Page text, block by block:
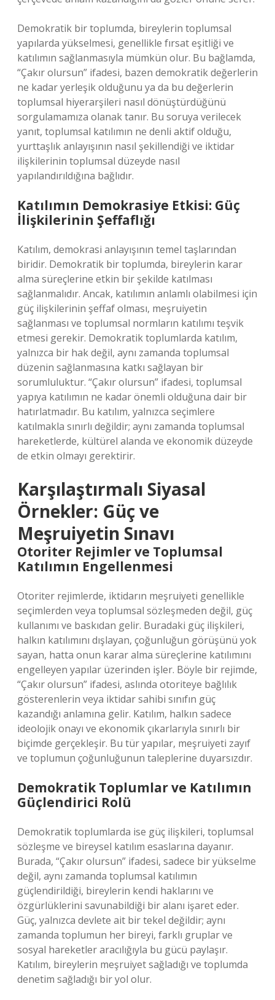
Demokratik bir toplumda, bireylerin toplumsal
yapılarda yükselmesi, genellikle fırsat eşitliği ve
katılımın sağlanmasıyla mümkün olur. Bu bağlamda,
“Çakır olursun” ifadesi, bazen demokratik değerlerin
ne kadar yerleşik olduğunu ya da bu değerlerin
toplumsal hiyerarşileri nasıl dönüştürdüğünü
sorgulamamıza olanak tanır. Bu soruya verilecek
yanıt, toplumsal katılımın ne denli aktif olduğu,
yurttaşlık anlayışının nasıl şekillendiği ve iktidar
ilişkilerinin toplumsal düzeyde nasıl
yapılandırıldığına bağlıdır.
Katılımın Demokrasiye Etkisi: Güç
İlişkilerinin Şeffaflığı
Katılım, demokrasi anlayışının temel taşlarından
biridir. Demokratik bir toplumda, bireylerin karar
alma süreçlerine etkin bir şekilde katılması
sağlanmalıdır. Ancak, katılımın anlamlı olabilmesi için
güç ilişkilerinin şeffaf olması, meşruiyetin
sağlanması ve toplumsal normların katılımı teşvik
etmesi gerekir. Demokratik toplumlarda katılım,
yalnızca bir hak değil, aynı zamanda toplumsal
düzenin sağlanmasına katkı sağlayan bir
sorumluluktur. “Çakır olursun” ifadesi, toplumsal
yapıya katılımın ne kadar önemli olduğuna dair bir
hatırlatmadır. Bu katılım, yalnızca seçimlere
katılmakla sınırlı değildir; aynı zamanda toplumsal
hareketlerde, kültürel alanda ve ekonomik düzeyde
de etkin olmayı gerektirir.
Karşılaştırmalı Siyasal
Örnekler: Güç ve
Meşruiyetin Sınavı
Otoriter Rejimler ve Toplumsal
Katılımın Engellenmesi
Otoriter rejimlerde, iktidarın meşruiyeti genellikle
seçimlerden veya toplumsal sözleşmeden değil, güç
kullanımı ve baskıdan gelir. Buradaki güç ilişkileri,
halkın katılımını dışlayan, çoğunluğun görüşünü yok
sayan, hatta onun karar alma süreçlerine katılımını
engelleyen yapılar üzerinden işler. Böyle bir rejimde,
“Çakır olursun” ifadesi, aslında otoriteye bağlılık
gösterenlerin veya iktidar sahibi sınıfın güç
kazandığı anlamına gelir. Katılım, halkın sadece
ideolojik onayı ve ekonomik çıkarlarıyla sınırlı bir
biçimde gerçekleşir. Bu tür yapılar, meşruiyeti zayıf
ve toplumun çoğunluğunun taleplerine duyarsızdır.
Demokratik Toplumlar ve Katılımın
Güçlendirici Rolü
Demokratik toplumlarda ise güç ilişkileri, toplumsal
sözleşme ve bireysel katılım esaslarına dayanır.
Burada, “Çakır olursun” ifadesi, sadece bir yükselme
değil, aynı zamanda toplumsal katılımın
güçlendirildiği, bireylerin kendi haklarını ve
özgürlüklerini savunabildiği bir alanı işaret eder.
Güç, yalnızca devlete ait bir tekel değildir; aynı
zamanda toplumun her bireyi, farklı gruplar ve
sosyal hareketler aracılığıyla bu gücü paylaşır.
Katılım, bireylerin meşruiyet sağladığı ve toplumda
denetim sağladığı bir yol olur.